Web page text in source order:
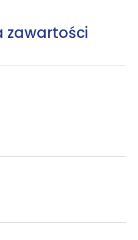
zawartości